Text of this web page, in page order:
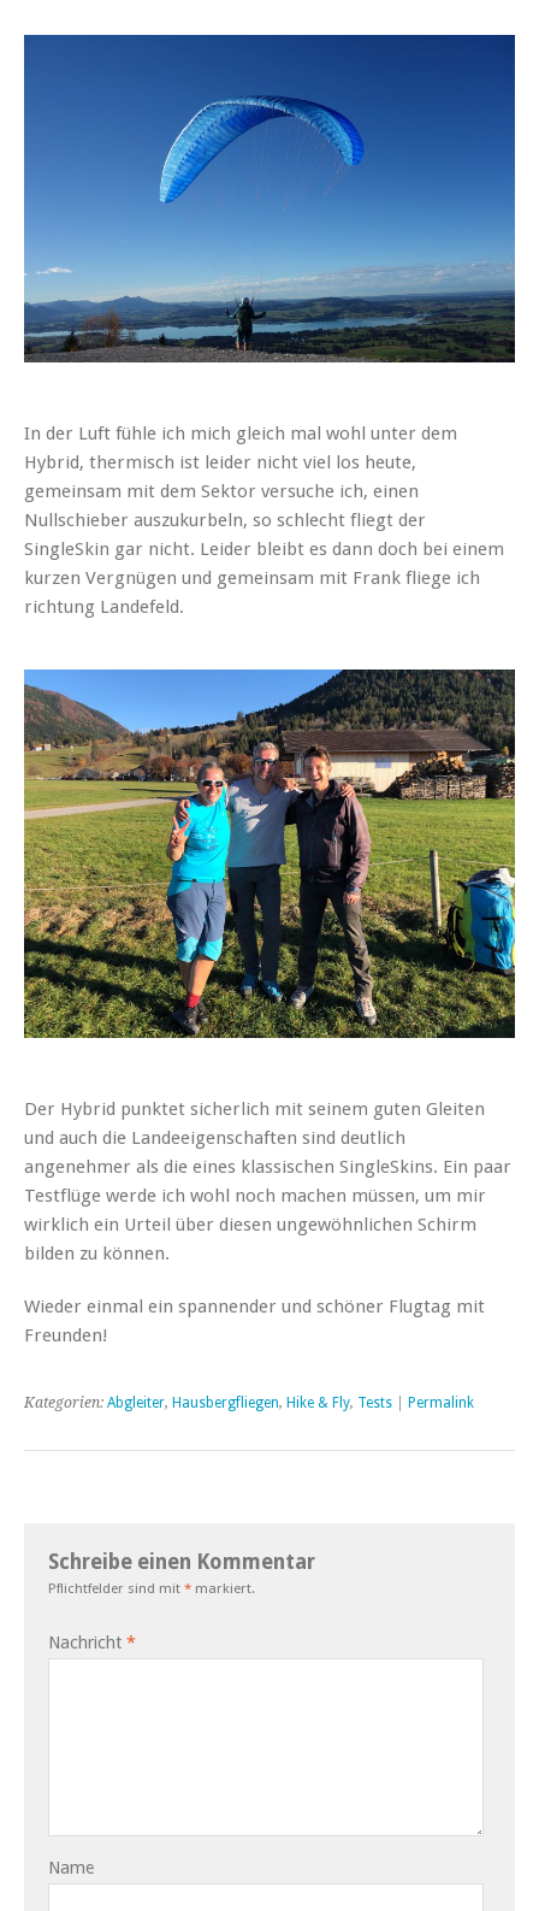
In der Luft fühle ich mich gleich mal wohl unter dem
Hybrid, thermisch ist leider nicht viel los heute,
gemeinsam mit dem Sektor versuche ich, einen
Nullschieber auszukurbeln, so schlecht fliegt der
SingleSkin gar nicht. Leider bleibt es dann doch bei einem
kurzen Vergnügen und gemeinsam mit Frank fliege ich
richtung Landefeld.
Der Hybrid punktet sicherlich mit seinem guten Gleiten
und auch die Landeeigenschaften sind deutlich
angenehmer als die eines klassischen SingleSkins. Ein paar
Testflüge werde ich wohl noch machen müssen, um mir
wirklich ein Urteil über diesen ungewöhnlichen Schirm
bilden zu können.
Wieder einmal ein spannender und schöner Flugtag mit
Freunden!
Kategorien: Abgleiter, Hausbergfliegen, Hike & Fly, Tests Permalink
Schreibe einen Kommentar
Pflichtfelder sind mit * markiert.
Nachricht *
Name